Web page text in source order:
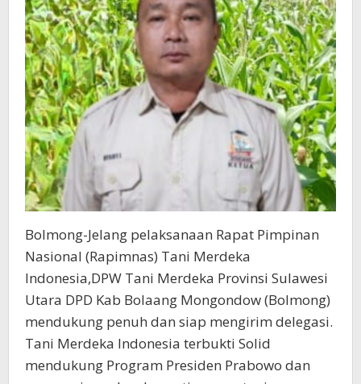
Bolmong-Jelang pelaksanaan Rapat Pimpinan
Nasional (Rapimnas) Tani Merdeka
Indonesia,DPW Tani Merdeka Provinsi Sulawesi
Utara DPD Kab Bolaang Mongondow (Bolmong)
mendukung penuh dan siap mengirim delegasi.
Tani Merdeka Indonesia terbukti Solid
mendukung Program Presiden Prabowo dan